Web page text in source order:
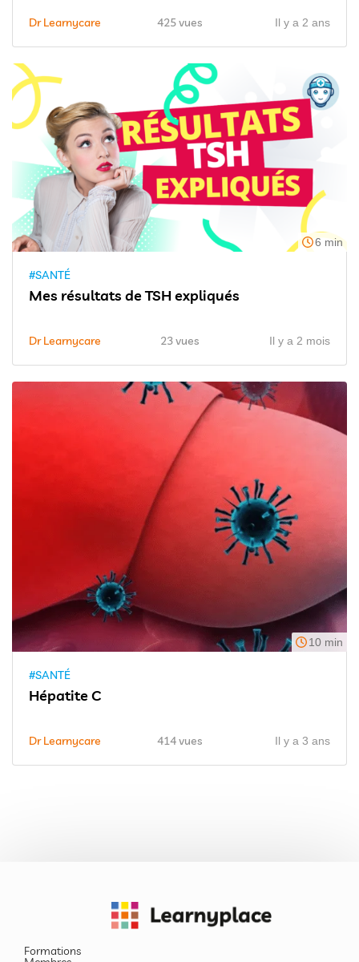
Dr Learnycare 425 vues Il y a 2 ans
6 min
#SANTÉ
Mes résultats de TSH expliqués
Dr Learnycare 23 vues Il y a 2 mois
10 min
#SANTÉ
Hépatite C
Dr Learnycare 414 vues Il y a 3 ans
Formations